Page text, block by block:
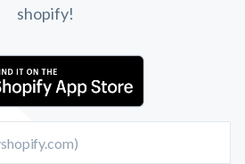
shopify!